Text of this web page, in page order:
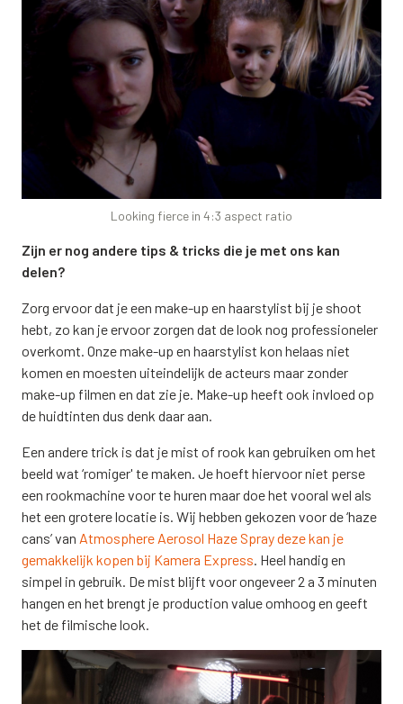
Looking fierce in 4:3 aspect ratio
Zijn er nog andere tips & tricks die je met ons kan
delen?
Zorg ervoor dat je een make-up en haarstylist bij je shoot
hebt, zo kan je ervoor zorgen dat de look nog professioneler
overkomt. Onze make-up en haarstylist kon helaas niet
komen en moesten uiteindelijk de acteurs maar zonder
make-up filmen en dat zie je. Make-up heeft ook invloed op
de huidtinten dus denk daar aan.
Een andere trick is dat je mist of rook kan gebruiken om het
beeld wat ‘romiger' te maken. Je hoeft hiervoor niet perse
een rookmachine voor te huren maar doe het vooral wel als
het een grotere locatie is. Wij hebben gekozen voor de ‘haze
cans’ van Atmosphere Aerosol Haze Spray deze kan je
gemakkelijk kopen bij Kamera Express. Heel handig en
simpel in gebruik. De mist blijft voor ongeveer 2 a 3 minuten
hangen en het brengt je production value omhoog en geeft
het de filmische look.